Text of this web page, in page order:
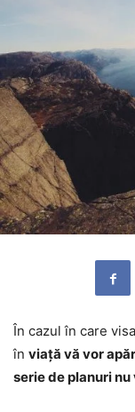
În cazul în care
în viață vă vor
serie de planuri